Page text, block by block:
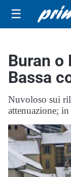
☰
Buran o
Bassa
Nuvoloso sui
attenuazione;